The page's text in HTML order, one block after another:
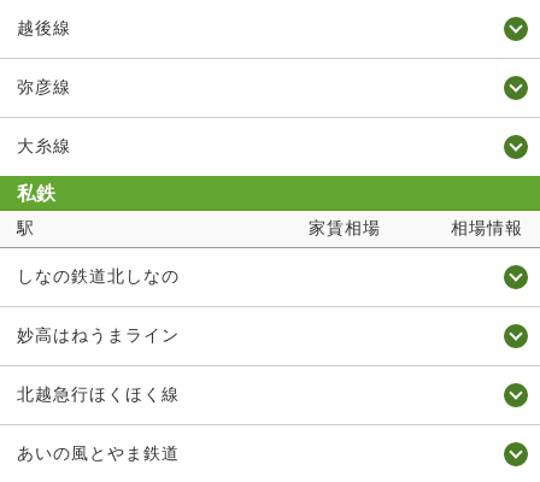
越後線
弥彦線
大糸線
私鉄
駅 家賃相場 相場情報
しなの鉄道北しなの
妙高はねうまライン
北越急行ほくほく線
あいの風とやま鉄道